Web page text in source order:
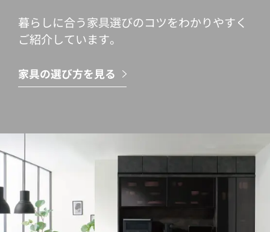
暮らしに合う家具選びのコツをわかりやすく
ご紹介しています。
家具の選び方を見る